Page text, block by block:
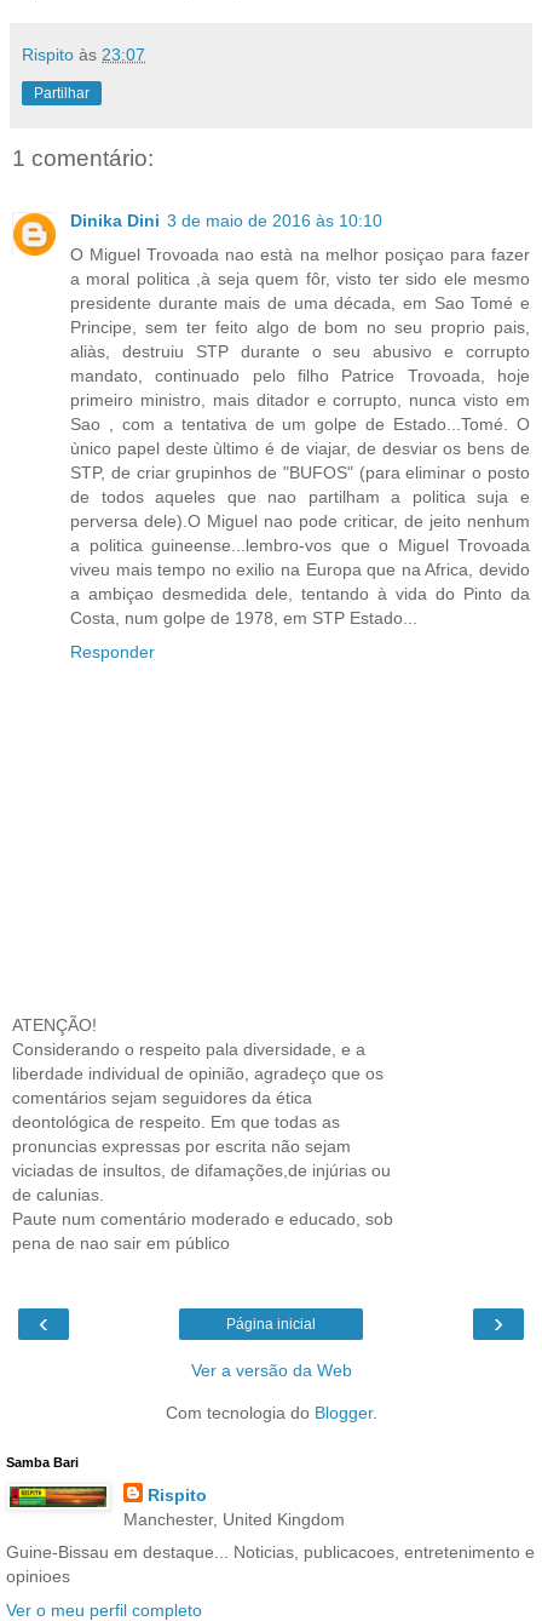
Rispito às 23:07
Partilhar
1 comentário:
Dinika Dini 3 de maio de 2016 às 10:10
O Miguel Trovoada nao està na melhor posiçao para fazer
a moral politica ,à seja quem fôr, visto ter sido ele mesmo
presidente durante mais de uma década, em Sao Tomé e
Principe, sem ter feito algo de bom no seu proprio pais,
aliàs, destruiu STP durante o seu abusivo e corrupto
mandato, continuado pelo filho Patrice Trovoada, hoje
primeiro ministro, mais ditador e corrupto, nunca visto em
Sao , com a tentativa de um golpe de Estado...Tomé. O
ùnico papel deste ùltimo é de viajar, de desviar os bens de
STP, de criar grupinhos de "BUFOS" (para eliminar o posto
de todos aqueles que nao partilham a politica suja e
perversa dele).O Miguel nao pode criticar, de jeito nenhum
a politica guineense...lembro-vos que o Miguel Trovoada
viveu mais tempo no exilio na Europa que na Africa, devido
a ambiçao desmedida dele, tentando à vida do Pinto da
Costa, num golpe de 1978, em STP Estado...
Responder
ATENÇÃO!
Considerando o respeito pala diversidade, e a
liberdade individual de opinião, agradeço que os
comentários sejam seguidores da ética
deontológica de respeito. Em que todas as
pronuncias expressas por escrita não sejam
viciadas de insultos, de difamações,de injúrias ou
de calunias.
Paute num comentário moderado e educado, sob
pena de nao sair em público
‹ ›
Página inicial
Ver a versão da Web
Com tecnologia do Blogger.
Samba Bari
Rispito
Manchester, United Kingdom
Guine-Bissau em destaque... Noticias, publicacoes, entretenimento e
opinioes
Ver o meu perfil completo